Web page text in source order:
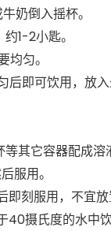
奶倒入摇杯。
1-2小匙。
均匀。
后即可饮用，放入
等其它容器配成溶
服用。
刻服用，不宜放
40摄氏度的水中